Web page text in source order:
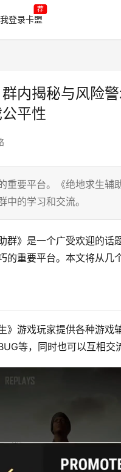
登录卡盟
荐
内揭秘与风险
平性
重要平台。《绝地求生辅
的学习和交流。
群》是一个广受欢迎的话
重要平台。本文将从几
》游戏玩家提供各种游
等，同时也可以互相交